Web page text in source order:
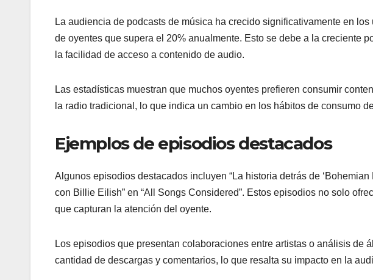
La audiencia de podcasts de música ha crecido significativamente en
de oyentes que supera el 20% anualmente. Esto se debe a la creciente
la facilidad de acceso a contenido de audio.
Las estadísticas muestran que muchos oyentes prefieren consumir
la radio tradicional, lo que indica un cambio en los hábitos de consumo
Ejemplos de episodios destacados
Algunos episodios destacados incluyen “La historia detrás de ‘Bohemian
con Billie Eilish” en “All Songs Considered”. Estos episodios no solo
que capturan la atención del oyente.
Los episodios que presentan colaboraciones entre artistas o análisis de
cantidad de descargas y comentarios, lo que resalta su impacto en la